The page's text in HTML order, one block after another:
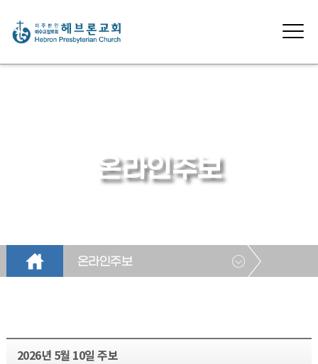
온라인주보
온라인주보
2026년 5월 10일 주보